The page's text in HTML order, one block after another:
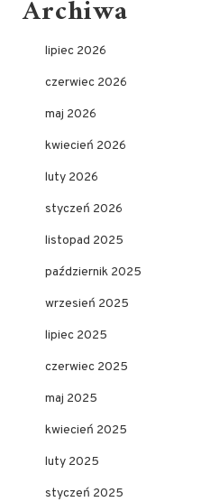
Archiwa
lipiec 2026
czerwiec 2026
maj 2026
kwiecień 2026
luty 2026
styczeń 2026
listopad 2025
październik 2025
wrzesień 2025
lipiec 2025
czerwiec 2025
maj 2025
kwiecień 2025
luty 2025
styczeń 2025